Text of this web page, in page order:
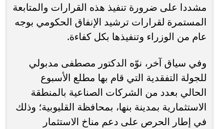
مشددا على ضرورة تنفيذ هذه القرارات والمتابعة
المستمرة لقرارات ترشيد الإنفاق الحكومي بوجه
عام من الوزراء وتنفيذها بكل كفاءة.
وفي سياق آخر، نوّه الدكتور مصطفى مدبولي
للجولة التفقدية التي قام بها مطلع الأسبوع
الحالي بعدد من الشركات الصناعية بالمنطقة
الاستثمارية بمدينة بنها، بمحافظة القليوبية؛ وذلك
في إطار الحرص على دعم مناخ الاستثمار